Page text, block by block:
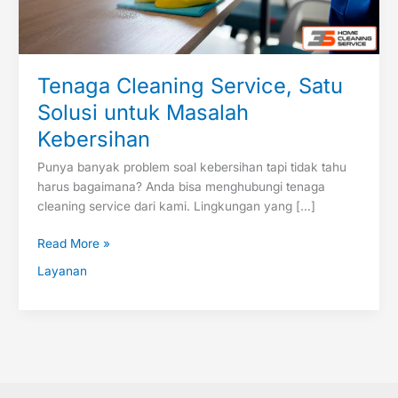
Tenaga Cleaning Service, Satu
Solusi untuk Masalah
Kebersihan
Punya banyak problem soal kebersihan tapi tidak tahu
harus bagaimana? Anda bisa menghubungi tenaga
cleaning service dari kami. Lingkungan yang […]
Read More »
Layanan